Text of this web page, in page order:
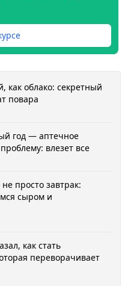
облако: секретный
повара
год — аптечное
влезет все
просто завтрак:
сыром и
как стать
переворачивает